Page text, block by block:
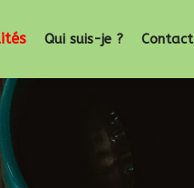
Qui suis-je ? Contact